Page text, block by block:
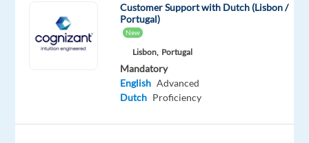
Alicante
(m/v/d)
Worldwide
Customer Support with Dutch (Lisbon /
Portugal)
New
Lisbon, Portugal
Mandatory
English Advanced
Dutch Proficiency